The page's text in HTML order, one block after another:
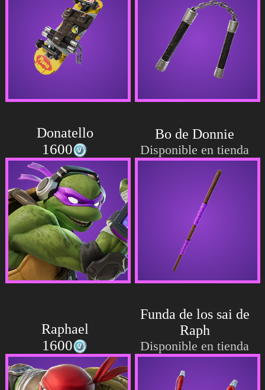
Donatello
1600
Bo de Donnie
Disponible en tienda
Raphael
1600
Funda de los sai de
Raph
Disponible en tienda